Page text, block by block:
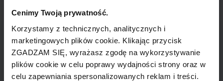
Cenimy Twoją prywatność.
Korzystamy z technicznych, analitycznych i
marketingowych plików cookie. Klikając przycisk
ZGADZAM SIĘ, wyrażasz zgodę na wykorzystywanie
plików cookie w celu poprawy wydajności strony oraz w
celu zapewniania spersonalizowanych reklam i treści.
MALAGA popularne wyloty
bilety lotnicze z MALAGA do STAVANGER
(Norwegian)